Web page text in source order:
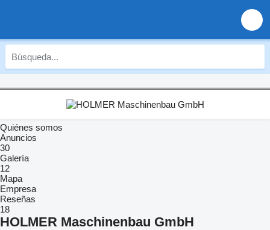
Quiénes somos
Anuncios
30
Galería
12
Mapa
Empresa
Reseñas
18
HOLMER Maschinenbau GmbH